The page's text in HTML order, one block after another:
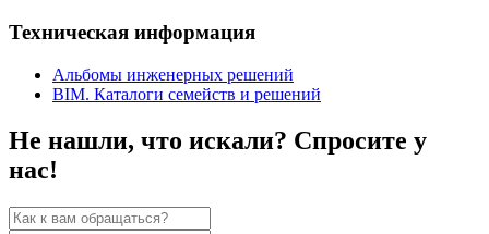
Техническая информация
Альбомы инженерных решений
BIM. Каталоги семейств и решений
Не нашли, что искали? Спросите у
нас!